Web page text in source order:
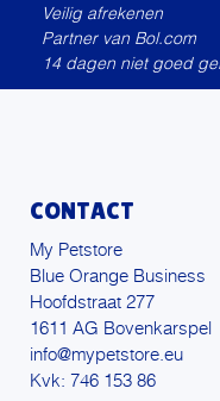
Veilig afrekenen
Partner van Bol.com
14 dagen niet goed
CONTACT
My Petstore
Blue Orange Business
Hoofdstraat 277
1611 AG Bovenkarspel
info@mypetstore.eu
Kvk: 746 153 86